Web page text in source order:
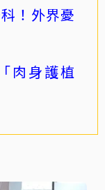
！外界憂
肉身護植